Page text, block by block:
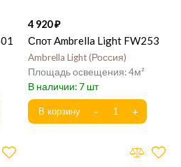
4 920
Спот Ambrella Light FW253
Ambrella Light Россия
4
7